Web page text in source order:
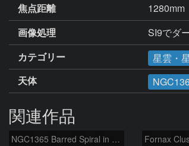
焦点距離
1280mm
画像処理
SI9でダ
カテゴリー
星雲・
天体
関連作品
NGC1365 Barred Spiral in Fornax Fornax